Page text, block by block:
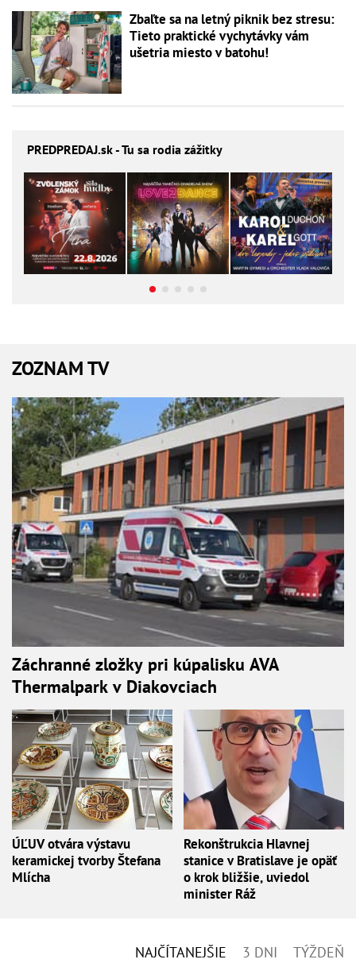
Zbaľte sa na letný piknik bez stresu:
Tieto praktické vychytávky vám
ušetria miesto v batohu!
PREDPREDAJ.sk - Tu sa rodia zážitky
ZOZNAM TV
Záchranné zložky pri kúpalisku AVA
Thermalpark v Diakovciach
ÚĽUV otvára výstavu
keramickej tvorby Štefana
Mlícha
Rekonštrukcia Hlavnej
stanice v Bratislave je opäť
o krok bližšie, uviedol
minister Ráž
NAJČÍTANEJŠIE 3 DNI TÝŽDEŇ